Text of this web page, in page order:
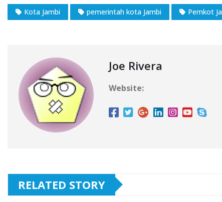
Kota Jambi pemerintah kota Jambi Pemkot
Joe Rivera
Website:
RELATED STORY